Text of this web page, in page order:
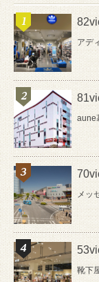
アデ
aune
メッ
靴下